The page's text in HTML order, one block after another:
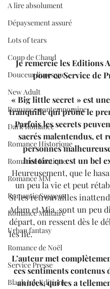
A lire absolument
Dépaysement assuré
Lots of tears
Coup de Chaud
Douceur livresque
New Adult
Romance contemporaine
Dark Romance
Romance Historique
Romance Erotique
Romance MM
Romantic Suspens
Romance Militaire
Urban fantasy
Romance de Noël
Service Presse
Black Ink Editions
Je remercie les Editions
pour ce Service de
« Big little secret » est
tranquille qui prône le
Parfois les secrets
sacrés malentendus, et
personnes
histoire en est un bel
Heureusement, que le
un peu la vie et peut
Si les retrouvailles
Adam et Mia, sont un peu
départ, on ressent dès le
les lie.
L’auteur met
ces sentiments contenus
années, qui les a